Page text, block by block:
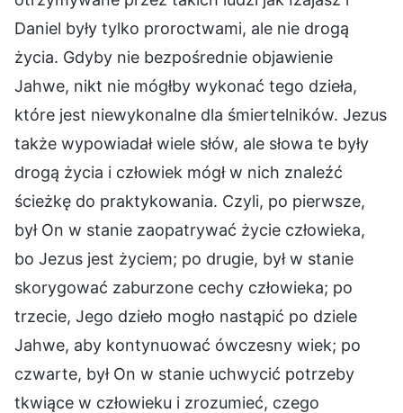
Daniel były tylko proroctwami, ale nie drogą
życia. Gdyby nie bezpośrednie objawienie
Jahwe, nikt nie mógłby wykonać tego dzieła,
które jest niewykonalne dla śmiertelników. Jezus
także wypowiadał wiele słów, ale słowa te były
drogą życia i człowiek mógł w nich znaleźć
ścieżkę do praktykowania. Czyli, po pierwsze,
był On w stanie zaopatrywać życie człowieka,
bo Jezus jest życiem; po drugie, był w stanie
skorygować zaburzone cechy człowieka; po
trzecie, Jego dzieło mogło nastąpić po dziele
Jahwe, aby kontynuować ówczesny wiek; po
czwarte, był On w stanie uchwycić potrzeby
tkwiące w człowieku i zrozumieć, czego